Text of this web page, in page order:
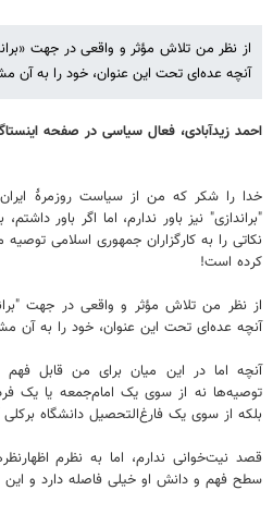
از نظر من تلاش مؤثر و واقعی در جهت
آنچه عده‌ای تحت این عنوان، خود را به آن
احمد زیدآبادی، فعال سیاسی در صفحه
خدا را شکر که من از سیاست روزمرۀ
"براندازی" نیز باور ندارم، اما اگر باور
نکاتی را به کارگزاران جمهوری اسلامی
کرده است!
از نظر من تلاش مؤثر و واقعی در جهت
آنچه عده‌ای تحت این عنوان، خود را به آن
آنچه اما در این میان برای من قابل
توصیه‌ها نه از سوی یک امام‌جمعه یا یک
بلکه از سوی یک فارغ‌التحصیل دانشگاه
قصد نیت‌خوانی ندارم، اما به نظرم
سطح فهم و دانش او خیلی فاصله دارد و